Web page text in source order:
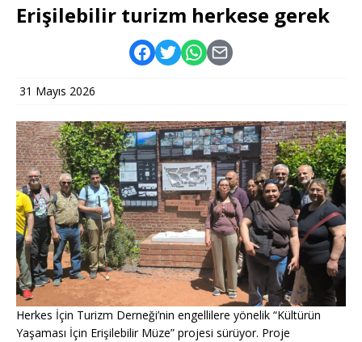
Erişilebilir turizm herkese gerek
31 Mayıs 2026
Herkes İçin Turizm Derneği’nin engellilere yönelik “Kültürün
Yaşaması İçin Erişilebilir Müze” projesi sürüyor. Proje